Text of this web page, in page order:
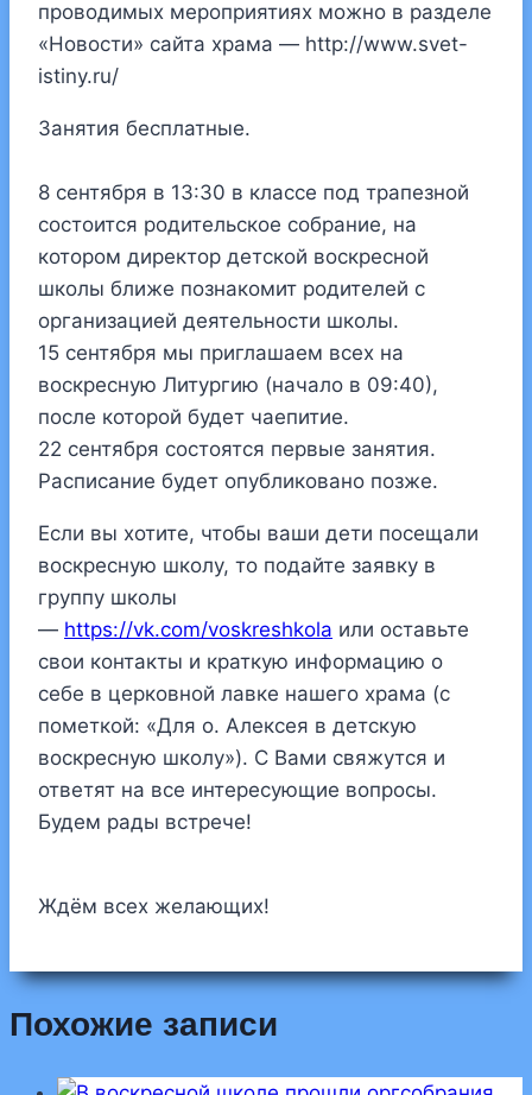
проводимых мероприятиях можно в разделе
«Новости» сайта храма — http://www.svet-
istiny.ru/
Занятия бесплатные.
8 сентября в 13:30 в классе под трапезной
состоится родительское собрание, на
котором директор детской воскресной
школы ближе познакомит родителей с
организацией деятельности школы.
15 сентября мы приглашаем всех на
воскресную Литургию (начало в 09:40),
после которой будет чаепитие.
22 сентября состоятся первые занятия.
Расписание будет опубликовано позже.
Если вы хотите, чтобы ваши дети посещали
воскресную школу, то подайте заявку в
группу школы
— https://vk.com/voskreshkola или оставьте
свои контакты и краткую информацию о
себе в церковной лавке нашего храма (с
пометкой: «Для о. Алексея в детскую
воскресную школу»). С Вами свяжутся и
ответят на все интересующие вопросы.
Будем рады встрече!
Ждём всех желающих!
Похожие записи